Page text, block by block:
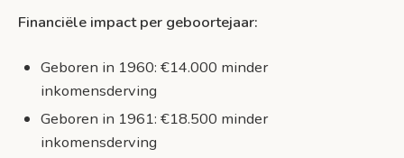
Financiële impact per geboortejaar:
Geboren in 1960: €14.000 minder
inkomensderving
Geboren in 1961: €18.500 minder
inkomensderving